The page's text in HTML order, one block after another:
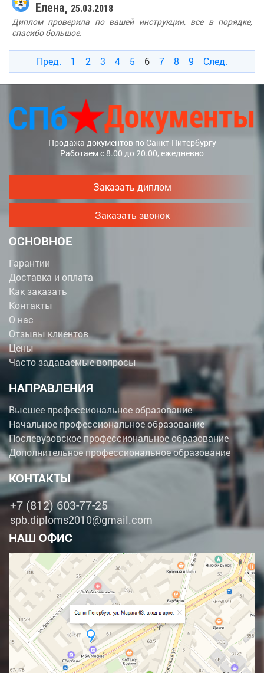
Елена, 25.03.2018
Диплом проверила по вашей инструкции, все в порядке,
спасибо большое.
Пред. 1 2 3 4 5 6 7 8 9 След.
Продажа документов по Санкт-Питербургу
Работаем с 8.00 до 20.00, ежедневно
Заказать диплом
Заказать звонок
ОСНОВНОЕ
Гарантии
Доставка и оплата
Как заказать
Контакты
О нас
Отзывы клиентов
Цены
Часто задаваемые вопросы
НАПРАВЛЕНИЯ
Высшее профессиональное образование
Начальное профессиональное образование
Послевузовское профессиональное образование
Дополнительное профессиональное образование
КОНТАКТЫ
+7 (812) 603-77-25
spb.diploms2010@gmail.com
НАШ ОФИС